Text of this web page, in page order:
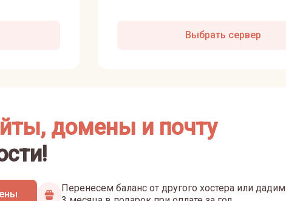
Выбрать сервер
домены и почту
Перенесем баланс от другого хостера или дадим